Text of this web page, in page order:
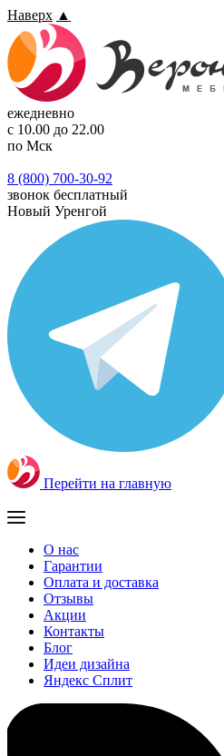
Наверх ▲
ежедневно
с 10.00 до 22.00
по Мск
8 (800) 700-30-92
звонок бесплатный
Новый Уренгой
Перейти на главную
О нас
Гарантии
Оплата и доставка
Отзывы
Акции
Контакты
Блог
Идеи дизайна
Яндекс Сплит